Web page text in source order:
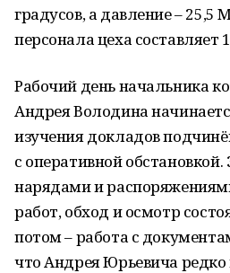
градусов, а давление – 25,5
персонала цеха составляет
Рабочий день начальника
Андрея Володина
изучения докладов
с оперативной обстановкой.
нарядами и
работ, обход и осмотр
потом – работа с
что Андрея Юрьевича редко